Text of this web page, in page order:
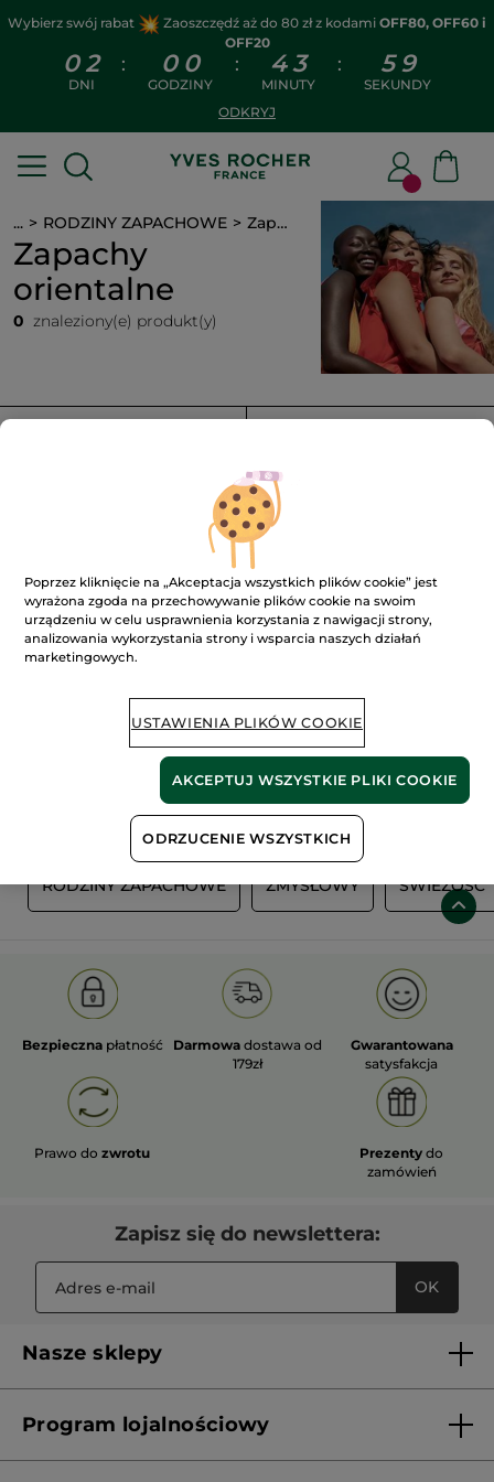
Wybierz swój rabat Zaoszczędź aż do 80 zł z kodami OFF80, OFF60 i
OFF20
0 2
DNI
: 0 0
GODZINY
: 43
MINUTY
: 5 8
SEKUNDY
ODKRYJ
... RODZINY ZAPACHOWE Zapachy orientalne
Zapachy
orientalne
0 znaleziony(e) produkt(y)
roślinne
60 hektarów
pól organicznych
Pokaż więcej
RODZINY ZAPACHOWE ZMYSŁOWY ŚWIEŻOŚĆ
Bezpieczna płatność Darmowa dostawa od
179zł
Gwarantowana
satysfakcja
Prawo dozwrotu Prezenty do
zamówień
Zapisz się do newslettera:
OK
Nasze sklepy
Franczyza
Program lojalnościowy
Poprzez kliknięcie na „Akceptacja wszystkich plików cookie” jest
wyrażona zgoda na przechowywanie plików cookie na swoim
urządzeniu w celu usprawnienia korzystania z nawigacji strony,
analizowania wykorzystania strony i wsparcia naszych działań
marketingowych.
USTAWIENIA PLIKÓW COOKIE
ODRZUCENIE WSZYSTKICH
AKCEPTUJ WSZYSTKIE PLIKI COOKIE